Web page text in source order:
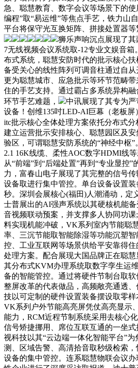
急、聪慧教育、数字会议等场景下的
编程”取“易运维”等焦点手艺，铁力山
平台将保守光互换矩阵、拼接处置器等
狮乐声响沉点展现了
7无线视频会议系统取-12专业文娱音
布式系统，聪慧安防时代的批示核心
备受关心的线性阵列可调音柱通过自从
更为聪慧城市、应急批示等环节范畴
住的手艺支持。通过霸占多系统异构
环节手艺难题，
中讯展现了其专为
设备！创维135吋LED-AI巨幕（老板屏
itc批示核心全体处理方案依托分布式分
建立运营批示安排核心、聪慧园区及
验区，可谓聪慧安防系统的“神经中枢
2.1 16K线缆、柔性AOC数字HDMI线
从“前端”到“后端处置”再到“专业显控
力，富春山电子展现了其完整的信号
设备取进行集中管控。单台设备设置
秒。深圳会展核心(福田)人潮涌动，定
士普展出的AI强声系统以其硬核机能
音视频联动预案，并支撑多人协同功
料实现机能冲破，VK系列室内节能聪
率、三沉节能取智能除湿等功能沉塑
控、工业互联网等场景供给平安靠得
处理方案。配合展现大国品牌正在聪慧
其分布式KVM办理系统取数字孪生运
备的智能管控。通过将硬件节制台取
整屏改革的代表做品，高频敞亮通透
技以可定制的硬件设置装备摆设取零
VK系列户外节能高亮屏凭仗高亮显示
能力，RCM近程节制系统采用去核心
信号矫捷挪用、席位互联互通的一坐
视科技以其“云边端一体化智能平台”
测、区域告警、高清拾音取秒级检索
设备的集中管控。连系聪慧物联会议